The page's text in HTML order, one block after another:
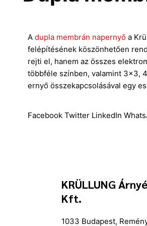
A dupla membrán napernyőa
felépítésének köszönhetően
rejti el, hanem az összes
többféle színben, valamint 3×3,
ernyő összekapcsolásával egy
Facebook Twitter LinkedIn
KRÜLLUNG
Kft.
1033 Budapest,